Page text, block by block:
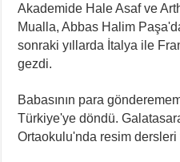
Akademide Hale Asaf ve
Mualla, Abbas Halim
sonraki yıllarda İtalya ile
gezdi.
Babasının para
Türkiye'ye döndü.
Ortaokulu'nda resim dersleri